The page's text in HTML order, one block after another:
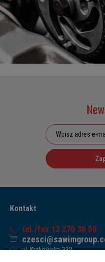
Kontakt
tel./fax 12 270 36 50
ul. Krakowska 332,